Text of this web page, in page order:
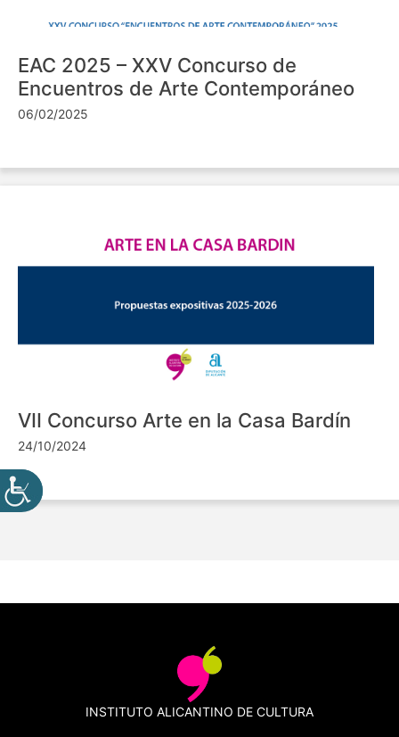
EAC 2025 – XXV Concurso de
Encuentros de Arte Contemporáneo
06/02/2025
VII Concurso Arte en la Casa Bardín
24/10/2024
INSTITUTO ALICANTINO DE CULTURA